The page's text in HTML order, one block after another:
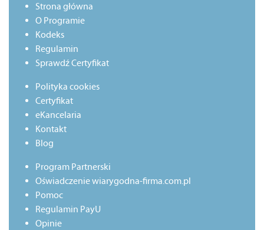
Strona główna
O Programie
Kodeks
Regulamin
Sprawdź Certyfikat
Polityka cookies
Certyfikat
eKancelaria
Kontakt
Blog
Program Partnerski
Oświadczenie wiarygodna-firma.com.pl
Pomoc
Regulamin PayU
Opinie